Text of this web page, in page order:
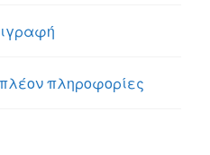
πληροφορίες